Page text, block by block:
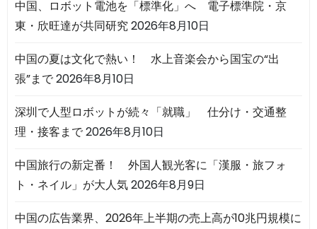
中国、ロボット電池を「標準化」へ 電子標準院・京
東・欣旺達が共同研究2026年8月10日
中国の夏は文化で熱い！ 水上音楽会から国宝の“出
張”まで2026年8月10日
深圳で人型ロボットが続々「就職」 仕分け・交通整
理・接客まで2026年8月10日
中国旅行の新定番！ 外国人観光客に「漢服・旅フォ
ト・ネイル」が大人気2026年8月9日
中国の広告業界、2026年上半期の売上高が10兆円規模に